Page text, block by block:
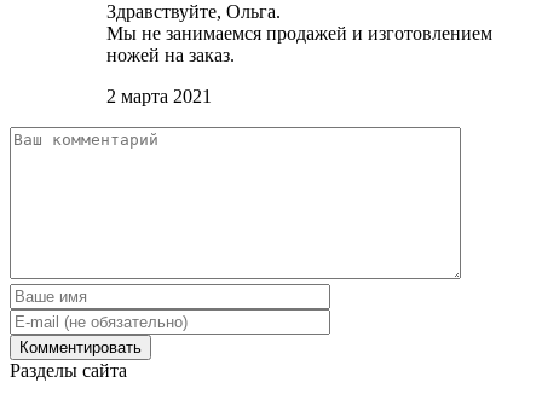
Здравствуйте, Ольга.
Мы не занимаемся продажей и изготовлением
ножей на заказ.
2 марта 2021
Разделы сайта